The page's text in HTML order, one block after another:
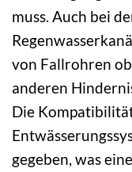
muss. Auch bei
von Fallrohren
anderen
Die
gegeben, was